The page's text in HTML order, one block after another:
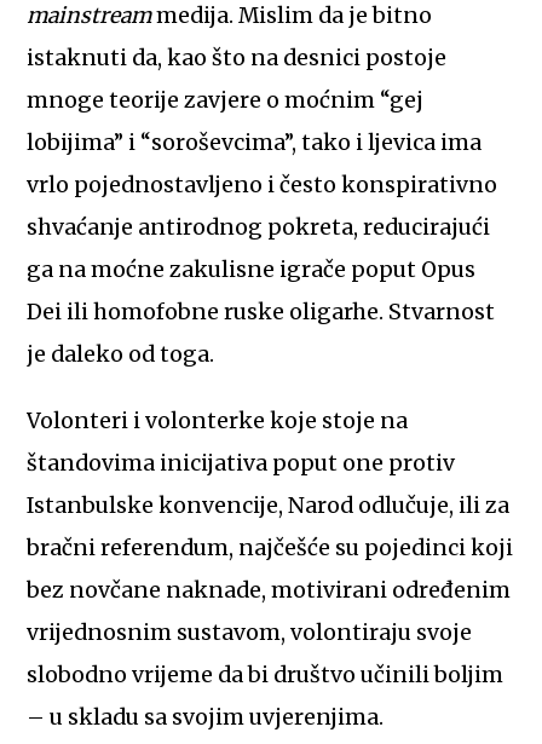
mainstreammedija. Mislim da je bitno
istaknuti da, kao što na desnici postoje
mnoge teorije zavjere o moćnim “gej
lobijima” i “soroševcima”, tako i ljevica ima
vrlo pojednostavljeno i često konspirativno
shvaćanje antirodnog pokreta, reducirajući
ga na moćne zakulisne igrače poput Opus
Dei ili homofobne ruske oligarhe. Stvarnost
je daleko od toga.
Volonteri i volonterke koje stoje na
štandovima inicijativa poput one protiv
Istanbulske konvencije, Narod odlučuje, ili za
bračni referendum, najčešće su pojedinci koji
bez novčane naknade, motivirani određenim
vrijednosnim sustavom, volontiraju svoje
slobodno vrijeme da bi društvo učinili boljim
– u skladu sa svojim uvjerenjima.